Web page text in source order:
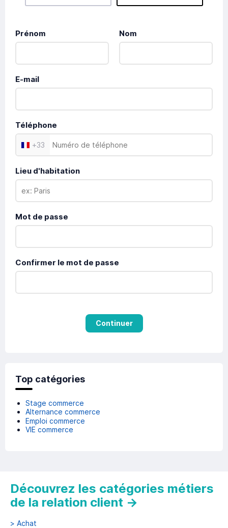
Prénom Nom
E-mail
Téléphone
+33
Lieu d'habitation
Mot de passe
Confirmer le mot de passe
Continuer
Top catégories
Stage commerce
Alternance commerce
Emploi commerce
VIE commerce
Découvrez les catégories métiers
de la relation client →
> Achat